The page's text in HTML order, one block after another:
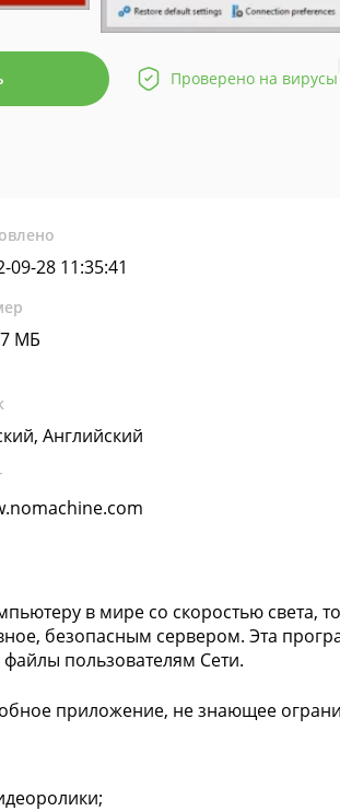
Проверено на вирусы
09-28 11:35:41
МБ
Английский
в мире со скоростью света,
безопасным сервером. Эта
пользователям Сети.
приложение, не знающее